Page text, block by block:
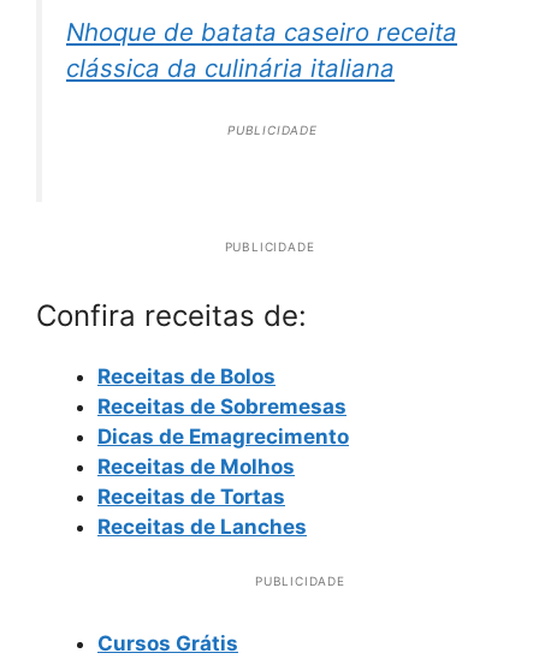
Nhoque de batata caseiro receita
clássica da culinária italiana
PUBLICIDADE
PUBLICIDADE
Confira receitas de:
Receitas de Bolos
Receitas de Sobremesas
Dicas de Emagrecimento
Receitas de Molhos
Receitas de Tortas
Receitas de Lanches
PUBLICIDADE
Cursos Grátis